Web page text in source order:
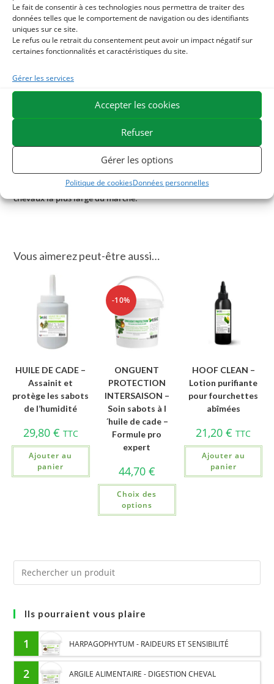
Le fait de consentir à ces technologies nous permettra de traiter des
données telles que le comportement de navigation ou des identifiants
uniques sur ce site.
Le refus ou le retrait du consentement peut avoir un impact négatif sur
certaines fonctionnalités et caractéristiques du site.
Gérer les services
Accepter les cookies
Refuser
Gérer les options
Politique de cookiesDonnées personnelles
L’oxyde de zinc : Agent assainissant naturel, l’oxyde de
zinc est un pigment blanc d’origine minérale très
efficace pour lutter contre la prolifération des bactéries.
vertus apaisantes.
L’huile essentielle de thym et tea tree : toutes les 2 sont
traditionnellement utilisées pour leurs propriétés
assainissantes et purifiantes.
ESC Laboratoire est une société pionnière en phytothérapie
de principes actifs végétaux appliqués aux soins de confort
équins et proposons la gamme de produits naturels pour
chevaux la plus large du marché.
Vous aimerez peut-être aussi…
HUILE DE CADE –
Assainit et
protège les sabots
de l’humidité
29,80 € TTC
Ajouter au
panier
-10%
ONGUENT
PROTECTION
INTERSAISON –
Soin sabots à l
´huile de cade –
Formule pro
expert
44,70 €
Choix des
options
HOOF CLEAN –
Lotion purifiante
pour fourchettes
abîmées
21,20€ TTC
Ajouter au
panier
Ils pourraient vous plaire
1 HARPAGOPHYTUM - RAIDEURS ET SENSIBILITÉ
ARTICULAIRE CHEVAL - PLANTE PURE
2 ARGILE ALIMENTAIRE - DIGESTION CHEVAL